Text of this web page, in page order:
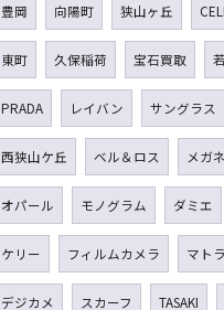
豊岡 向陽町 狭山ヶ丘
東町 久保稲荷 宝石買取
PRADA レイバン サングラス
西狭山ケ丘 ベル＆ロス メガネ
オパール モノグラム ダミエ
ケリー フィルムカメラ マト
デジカメ スカーフ TASAKI